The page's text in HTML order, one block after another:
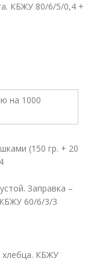
КБЖУ 80/6/5/0,4 +
(150 гр. + 20
Заправка –
60/6/3/3
хлебца. КБЖУ